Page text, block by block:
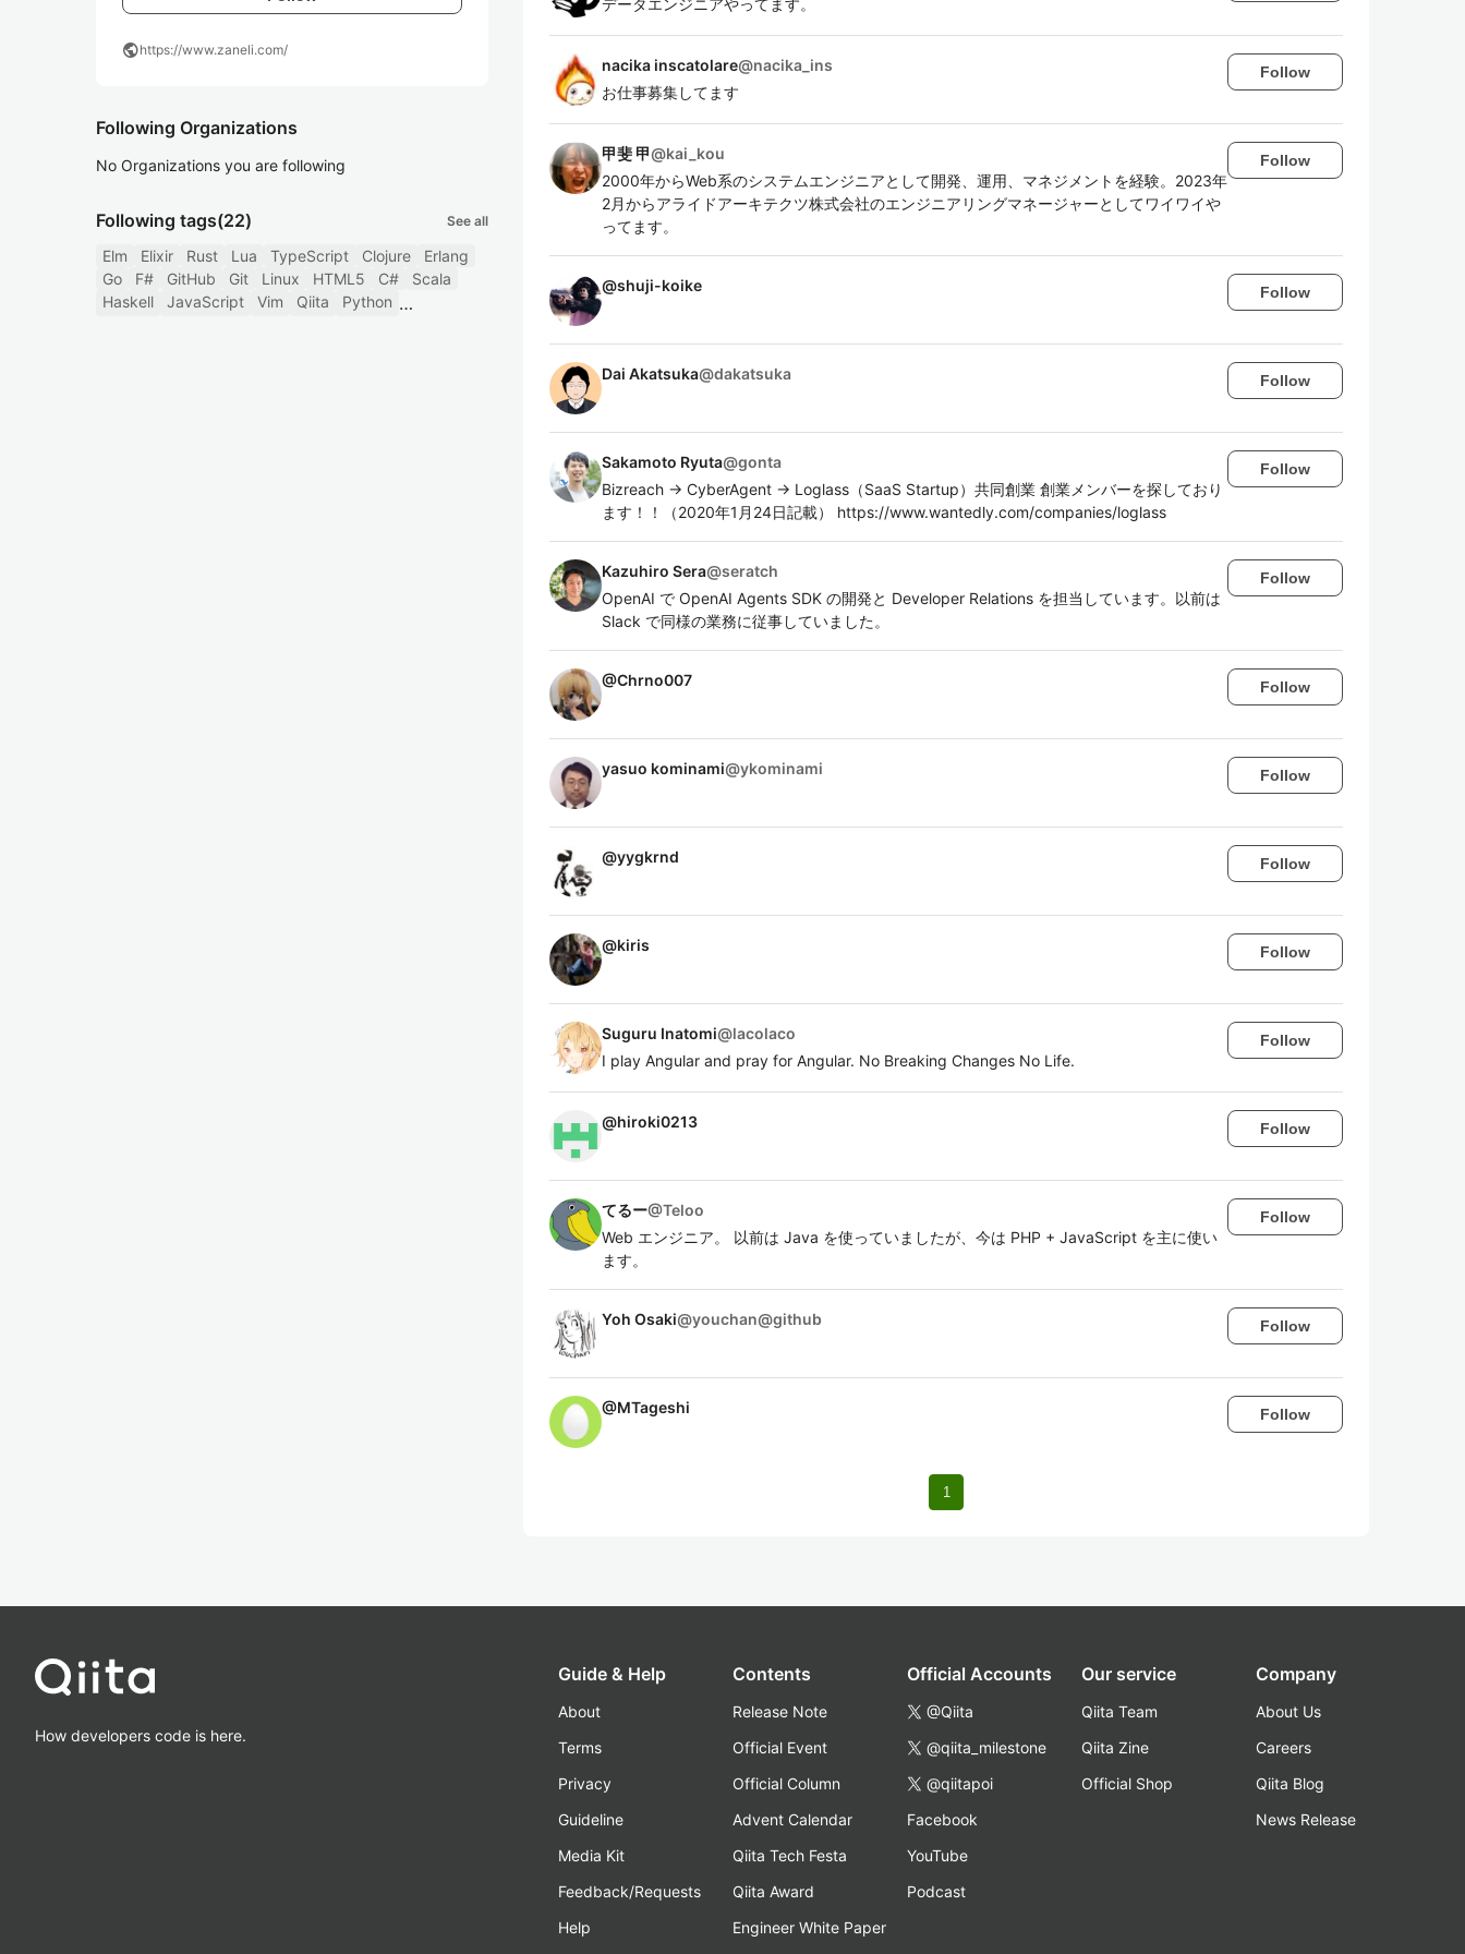
publichttps://www.zaneli.com/
Following Organizations
No Organizations you are following
Following tags(22) See all
Elm Elixir Rust Lua TypeScript Clojure
Erlang
Go
F# GitHub Git Linux HTML5 C#
Scala
Haskell
JavaScript Vim Qiita Python
データエンジニアやってます。
nacika inscatolare@nacika_ins
お仕事募集してます
Follow
甲斐 甲@kai_kou
2000年からWeb系のシステムエンジニアとして開発、運用、マネジメントを経験。2023年
2月からアライドアーキテクツ株式会社のエンジニアリングマネージャーとしてワイワイや
ってます。
Follow
@shuji-koike Follow
Dai Akatsuka@dakatsuka Follow
Sakamoto Ryuta@gonta
Bizreach -> CyberAgent -> Loglass（SaaS Startup）共同創業 創業メンバーを探しており
ます！！（2020年1月24日記載） https://www.wantedly.com/companies/loglass
Follow
Kazuhiro Sera@seratch
OpenAI で OpenAI Agents SDK の開発と Developer Relations を担当しています。以前は
Slack で同様の業務に従事していました。
Follow
@Chrno007 Follow
yasuo kominami@ykominami Follow
@yygkrnd Follow
@kiris Follow
Suguru Inatomi@lacolaco
I play Angular and pray for Angular. No Breaking Changes No Life.
Follow
@hiroki0213 Follow
てるー@Teloo
Web エンジニア。 以前は Java を使っていましたが、今は PHP + JavaScript を主に使い
ます。
Follow
Yoh Osaki@youchan@github Follow
@MTageshi Follow
1
How developers code is here.
Guide & Help
About
Terms
Privacy
Guideline
Media Kit
Feedback/Requests
Help
Contents
Release Note
Official Event
Official Column
Advent Calendar
Qiita Tech Festa
Qiita Award
Engineer White Paper
Official Accounts
@Qiita
@qiita_milestone
@qiitapoi
Facebook
YouTube
Podcast
Our service
Qiita Team
Qiita Zine
Official Shop
Company
About Us
Careers
Qiita Blog
News Release